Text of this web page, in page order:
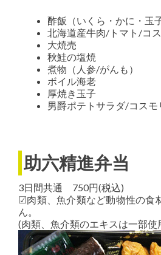
酢飯（いくら・かに・玉子
北海道産牛肉/トマト/コ
大焼売
秋鮭の塩焼
煮物（人参/がんも）
ボイル海老
厚焼き玉子
男爵ポテトサラダ/コスモ
助六精進弁当
3日間共通 750円(税込)
☑肉類、魚介類など動物性の食
ん。
(肉類、魚介類のエキスは一部使